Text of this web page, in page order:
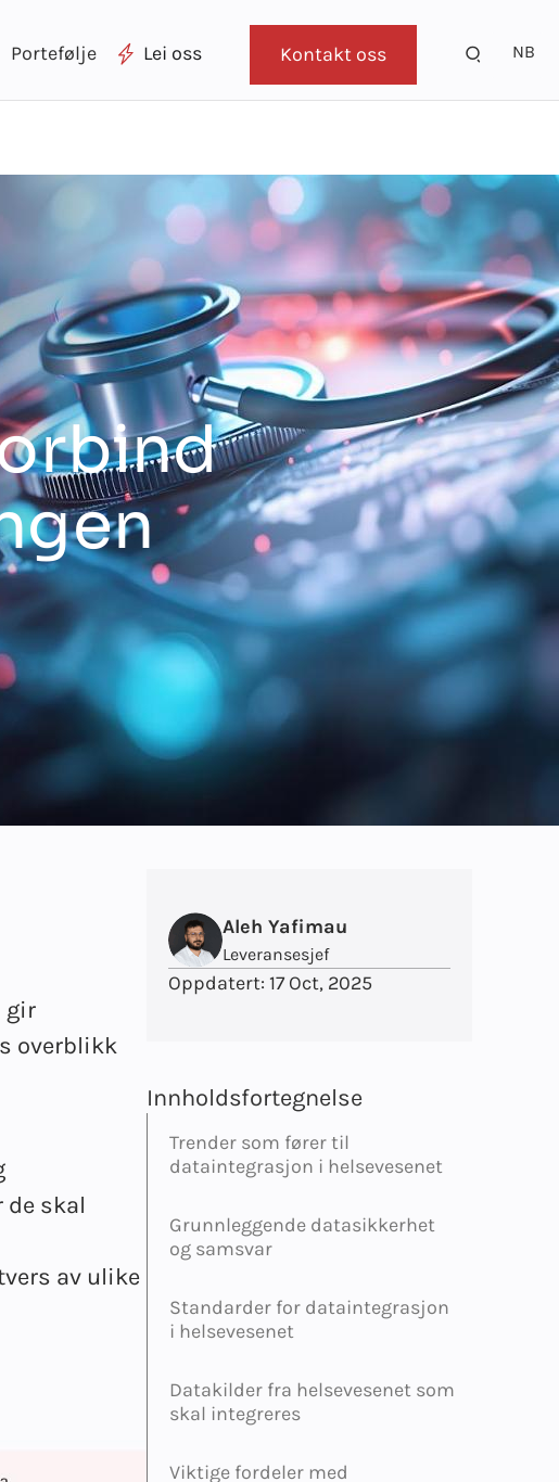
Portefølje Lei oss Kontakt oss NB
gir
overblikk
de skal
av ulike
Aleh Yafimau
Leveransesjef
Oppdatert: 17 Oct, 2025
Innholdsfortegnelse
Trender som fører til
dataintegrasjon i helsevesenet
Grunnleggende datasikkerhet
og samsvar
Standarder for dataintegrasjon
i helsevesenet
Datakilder fra helsevesenet som
skal integreres
Viktige fordeler med